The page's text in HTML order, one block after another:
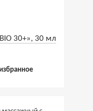
30+», 30 мл